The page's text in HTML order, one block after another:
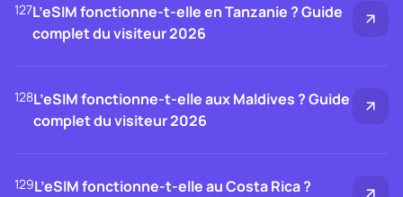
127L’eSIM fonctionne-t-elle en Tanzanie ? Guide
complet du visiteur 2026
128L’eSIM fonctionne-t-elle aux Maldives ? Guide
complet du visiteur 2026
129L’eSIM fonctionne-t-elle au Costa Rica ?